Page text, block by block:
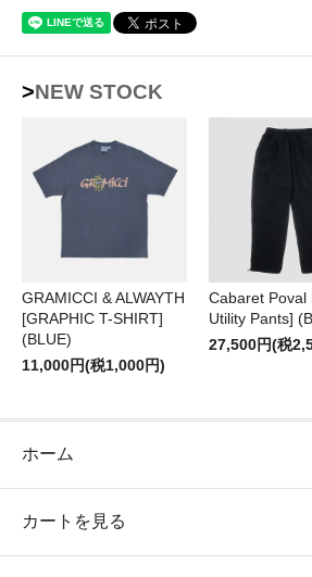
>NEW STOCK
GRAMICCI & ALWAYTH
[GRAPHIC T-SHIRT]
(BLUE)
11,000円(税1,000円)
Cabaret Poval
Utility Pants]
27,500円(税
ホーム
カートを見る